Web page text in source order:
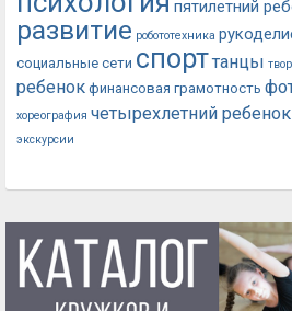
пятилетний
развитие робототехника
социальные сети спорттанцы
ребенок финансовая грамотность
хореография четырехлетний ребенок
экскурсии